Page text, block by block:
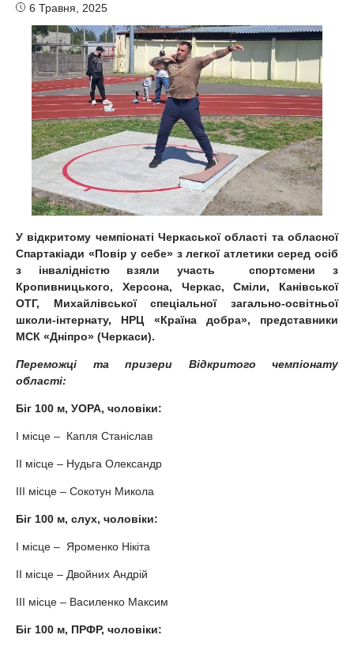
6 Травня, 2025
У відкритому чемпіонаті Черкаської області та обласної
Спартакіади «Повір у себе» з легкої атлетики серед осіб
з інвалідністю взяли участь спортсмени з
Кропивницького, Херсона, Черкас, Сміли, Канівської
ОТГ, Михайлівської спеціальної загально-освітньої
школи-інтернату, НРЦ «Країна добра», представники
МСК «Дніпро» (Черкаси).
Переможці та призери Відкритого чемпіонату
області:
Біг 100 м, УОРА, чоловіки:
І місце – Капля Станіслав
ІІ місце – Нудьга Олександр
ІІІ місце – Сокотун Микола
Біг 100 м, слух, чоловіки:
І місце – Яроменко Нікіта
ІІ місце – Двойних Андрій
ІІІ місце – Василенко Максим
Біг 100 м, ПРФР, чоловіки: